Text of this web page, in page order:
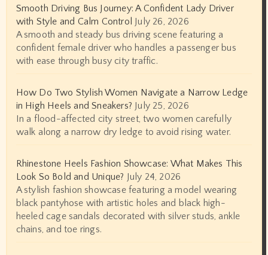
Smooth Driving Bus Journey: A Confident Lady Driver
with Style and Calm Control July 26, 2026
A smooth and steady bus driving scene featuring a
confident female driver who handles a passenger bus
with ease through busy city traffic.
How Do Two Stylish Women Navigate a Narrow Ledge
in High Heels and Sneakers? July 25, 2026
In a flood-affected city street, two women carefully
walk along a narrow dry ledge to avoid rising water.
Rhinestone Heels Fashion Showcase: What Makes This
Look So Bold and Unique? July 24, 2026
A stylish fashion showcase featuring a model wearing
black pantyhose with artistic holes and black high-
heeled cage sandals decorated with silver studs, ankle
chains, and toe rings.